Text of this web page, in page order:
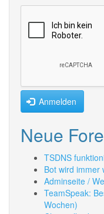
Anmelden
Neue
TSDNS
Bot wird immer
Adminseite /
TeamSpeak:
Wochen)